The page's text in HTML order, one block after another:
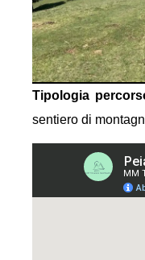
Tipologia
sentiero di